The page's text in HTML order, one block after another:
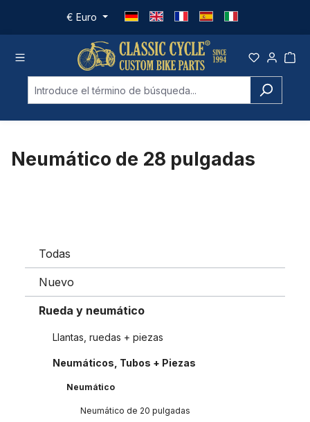
Saltar al contenido principal
€ Euro
Neumático de 28 pulgadas
Todas
Nuevo
Rueda y neumático
Llantas, ruedas + piezas
Neumáticos, Tubos + Piezas
Neumático
Neumático de 20 pulgadas